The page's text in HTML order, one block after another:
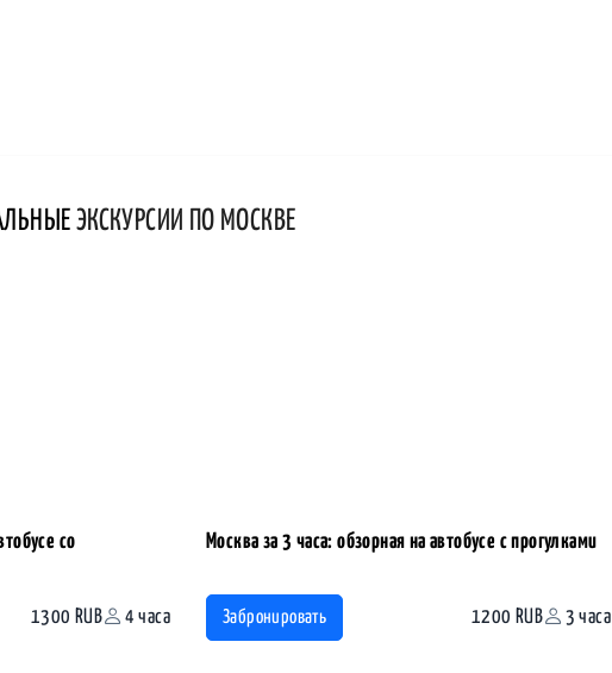
ЭКСКУРСИИ ПО МОСКВЕ
со
1300 RUB 4 часа
Москва за 3 часа: обзорная на автобусе с прогулками
Забронировать 1200 RUB 3 часа